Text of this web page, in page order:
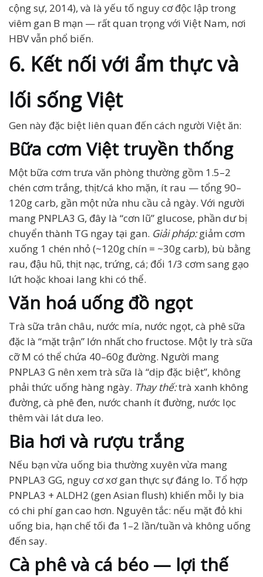
cộng sự, 2014), và là yếu tố nguy cơ độc lập trong
viêm gan B mạn — rất quan trọng với Việt Nam, nơi
HBV vẫn phổ biến.
6. Kết nối với ẩm thực và
lối sống Việt
Gen này đặc biệt liên quan đến cách người Việt ăn:
Bữa cơm Việt truyền thống
Một bữa cơm trưa văn phòng thường gồm 1.5–2
chén cơm trắng, thịt/cá kho mặn, ít rau — tổng 90–
120g carb, gần một nửa nhu cầu cả ngày. Với người
mang PNPLA3 G, đây là “cơn lũ” glucose, phần dư bị
chuyển thành TG ngay tại gan. Giải pháp:giảm cơm
xuống 1 chén nhỏ (~120g chín = ~30g carb), bù bằng
rau, đậu hũ, thịt nạc, trứng, cá; đổi 1/3 cơm sang gạo
lứt hoặc khoai lang khi có thể.
Văn hoá uống đồ ngọt
Trà sữa trân châu, nước mía, nước ngọt, cà phê sữa
đặc là “mặt trận” lớn nhất cho fructose. Một ly trà sữa
cỡ M có thể chứa 40–60g đường. Người mang
PNPLA3 G nên xem trà sữa là “dịp đặc biệt”, không
phải thức uống hàng ngày. Thay thế:trà xanh không
đường, cà phê đen, nước chanh ít đường, nước lọc
thêm vài lát dưa leo.
Bia hơi và rượu trắng
Nếu bạn vừa uống bia thường xuyên vừa mang
PNPLA3 GG, nguy cơ xơ gan thực sự đáng lo. Tổ hợp
PNPLA3 + ALDH2 (gen Asian flush) khiến mỗi ly bia
có chi phí gan cao hơn. Nguyên tắc: nếu mặt đỏ khi
uống bia, hạn chế tối đa 1–2 lần/tuần và không uống
đến say.
Cà phê và cá béo — lợi thế